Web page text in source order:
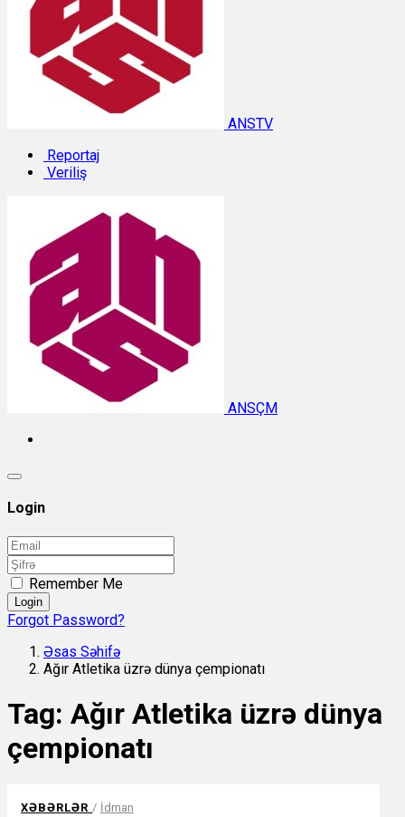
ANSTV
Reportaj
Veriliş
ANSÇM
Login
Remember Me
Login
Forgot Password?
Əsas Səhifə
Ağır Atletika üzrə dünya çempionatı
Tag: Ağır Atletika üzrə dünya
çempionatı
XƏBƏRLƏR / İdman